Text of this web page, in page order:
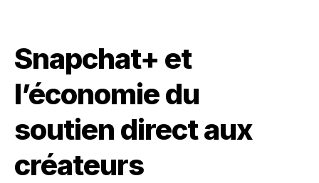
Snapchat+ et
l’économie du
soutien direct aux
créateurs